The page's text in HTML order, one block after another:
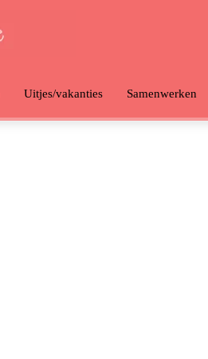
Uitjes/vakanties Samenwerken